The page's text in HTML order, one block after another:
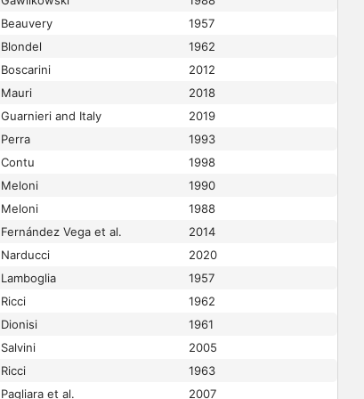
Beauvery
1957
Blondel
1962
Boscarini
2012
Mauri
2018
Guarnieri and Italy
2019
Perra
1993
Contu
1998
Meloni
1990
Meloni
1988
Fernández Vega et al.
2014
Narducci
2020
Lamboglia
1957
Ricci
1962
Dionisi
1961
Salvini
2005
Ricci
1963
Pagliara et al. 2007